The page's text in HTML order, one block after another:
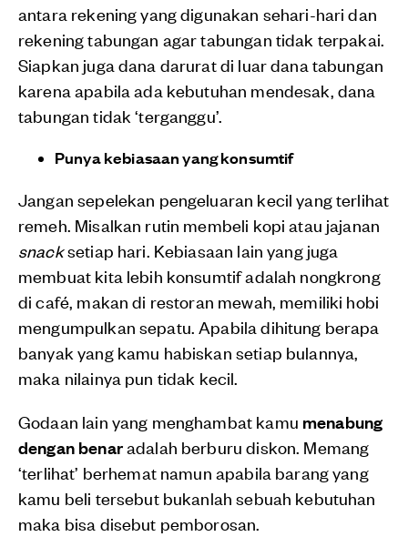
antara rekening yang digunakan sehari-hari dan
rekening tabungan agar tabungan tidak terpakai.
Siapkan juga dana darurat di luar dana tabungan
karena apabila ada kebutuhan mendesak, dana
tabungan tidak ‘terganggu’.
Punya kebiasaan yang konsumtif
Jangan sepelekan pengeluaran kecil yang terlihat
remeh. Misalkan rutin membeli kopi atau jajanan
snacksetiap hari. Kebiasaan lain yang juga
membuat kita lebih konsumtif adalah nongkrong
di café, makan di restoran mewah, memiliki hobi
mengumpulkan sepatu. Apabila dihitung berapa
banyak yang kamu habiskan setiap bulannya,
maka nilainya pun tidak kecil.
Godaan lain yang menghambat kamu menabung
dengan benaradalah berburu diskon. Memang
‘terlihat’ berhemat namun apabila barang yang
kamu beli tersebut bukanlah sebuah kebutuhan
maka bisa disebut pemborosan.